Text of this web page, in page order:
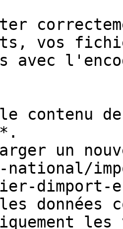
vos
avec
contenu
un
dimport-
données